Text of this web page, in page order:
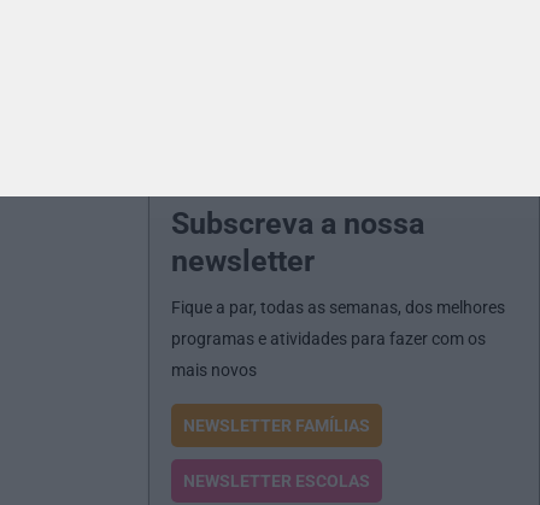
Subscreva a nossa
newsletter
Fique a par, todas as semanas, dos melhores
programas e atividades para fazer com os
mais novos
NEWSLETTER FAMÍLIAS
NEWSLETTER ESCOLAS